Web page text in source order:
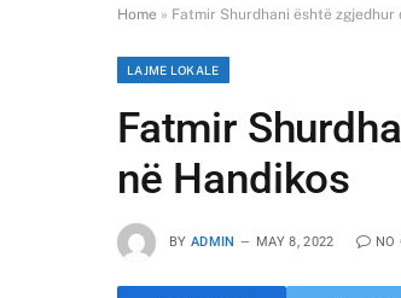
Home » Fatmir Shurdhani është
LAJME LOKALE
Fatmir
në Handikos
BY ADMIN MAY 8, 2022 NO